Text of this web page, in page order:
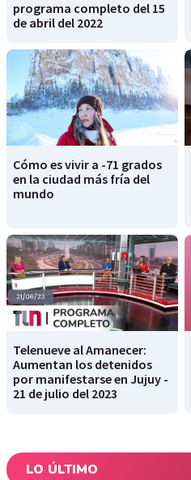
programa completo del 15
de abril del 2022
Cómo es vivir a -71 grados
en la ciudad más fría del
mundo
Telenueve al Amanecer:
Aumentan los detenidos
por manifestarse en Jujuy -
21 de julio del 2023
LO ÚLTIMO